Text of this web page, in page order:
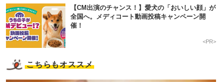
【CM出演のチャンス！】愛犬の「おいしい顔」が
全国へ。メディコート動画投稿キャンペーン開
催！
<PR>
こちらもオススメ